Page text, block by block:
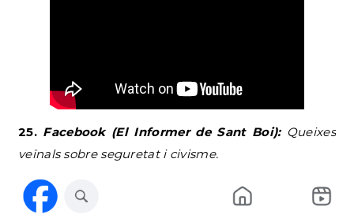
25. Facebook (El Informer de Sant Boi):Queixes
veïnals sobre seguretat i civisme.